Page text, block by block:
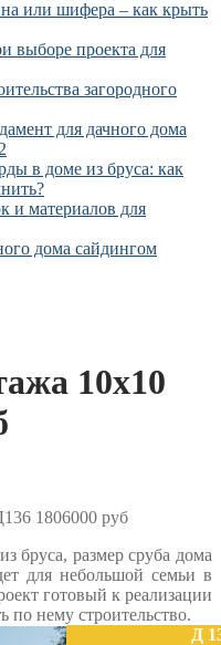
или шифера – как крыть
выборе проекта для
загородного
для дачного дома
в доме из бруса: как
и материалов для
дома сайдингом
10х10
1806000 руб
бруса, размер сруба дома
для небольшой семьи в
готовый к реализации
по нему строительство.
Д